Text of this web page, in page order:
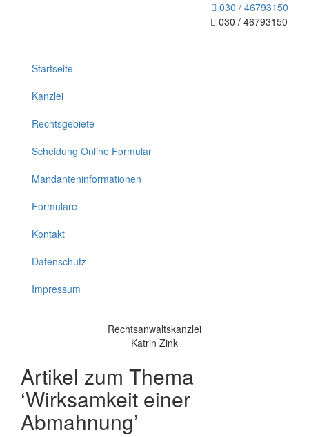
030 / 46793150
030 / 46793150
Startseite
Kanzlei
Rechtsgebiete
Scheidung Online Formular
Mandanteninformationen
Formulare
Kontakt
Datenschutz
Impressum
Rechtsanwaltskanzlei
Katrin Zink
Artikel zum Thema
‘Wirksamkeit einer
Abmahnung’